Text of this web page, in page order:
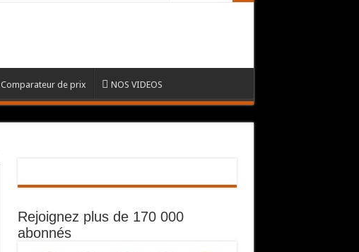
Comparateur de prix NOS VIDEOS
Rejoignez plus de 170 000
abonnés